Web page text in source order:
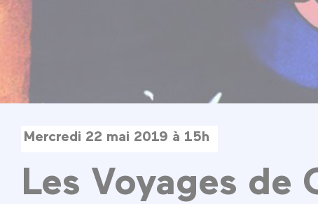
Mercredi 22 mai 2019 à 15h
Les Voyages de